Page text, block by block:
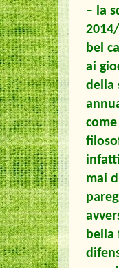
– la
bel
ai
della
mai
bella